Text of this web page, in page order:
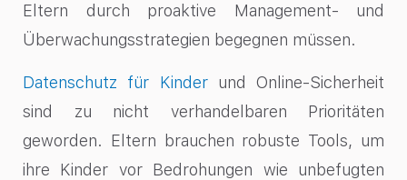
Eltern durch proaktive Management- und
Überwachungsstrategien begegnen müssen.
Datenschutz für Kinder und Online-Sicherheit
sind zu nicht verhandelbaren Prioritäten
geworden. Eltern brauchen robuste Tools, um
ihre Kinder vor Bedrohungen wie unbefugten